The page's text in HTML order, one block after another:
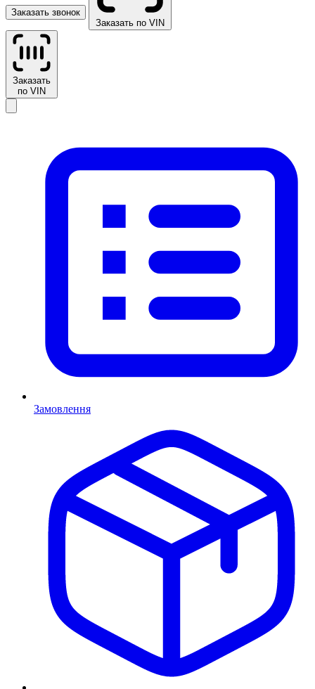
Заказать звонок
Заказать по VIN
Заказать
по VIN
Замовлення